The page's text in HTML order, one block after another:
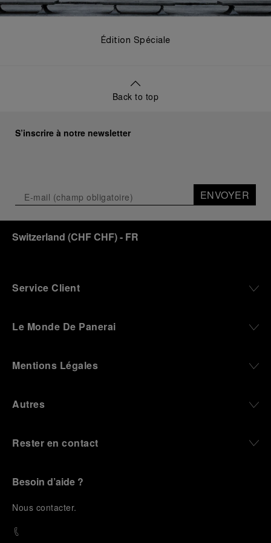
Édition Spéciale
Back to top
S’inscrire à notre newsletter
ENVOYER
Switzerland (CHF CHF)- FR
Service Client
Le Monde De Panerai
Mentions Légales
Autres
Rester en contact
Besoin d’aide ?
Nous contacter.